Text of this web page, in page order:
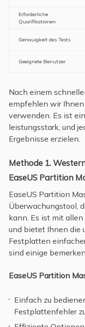
Erforderliche
Qualifikationen
Genauigkeit des Tests
Geeignete Benutzer
Nach einem
empfehlen wir Ihnen
verwenden. Es ist
leistungsstark, und
Ergebnisse erzielen.
Methode 1.
EaseUS Partition
EaseUS Partition
Überwachungstool,
kann. Es ist mit
und bietet Ihnen die
Festplatten
sind einige
EaseUS Partition
Einfach zu
Festplattenfehler